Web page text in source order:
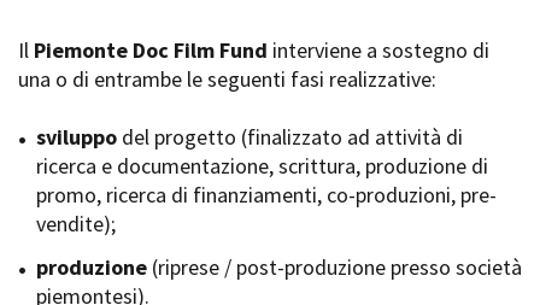
Attrici-Attori
Beginners
LOCATION GUIDE
FILM DATABASE
BOOK DATABASE
Location - Accedi al tuo
profilo
Newsletter
Lavora con noi
Stage - Tirocini - Scuola e
Lavoro
per affidamento lavori in
economia
Il Piemonte Doc Film Fund interviene a sostegno di
una o di entrambe le seguenti fasi realizzative:
sviluppo del progetto (finalizzato ad attività di
ricerca e documentazione, scrittura, produzione di
promo, ricerca di finanziamenti, co-produzioni, pre-
vendite);
produzione (riprese / post-produzione presso società
piemontesi).